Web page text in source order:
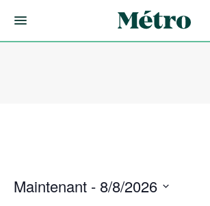
Maintenant - 8/8/2026